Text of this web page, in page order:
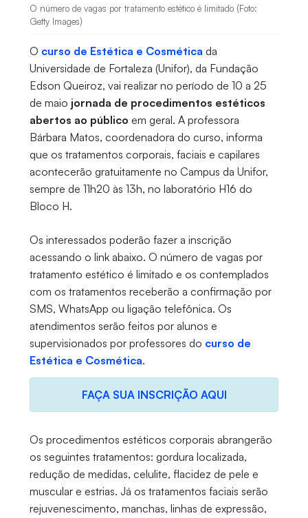
O número de vagas por tratamento estético é limitado (Foto:
Getty Images)
O curso de Estética e Cosmética da
Universidade de Fortaleza (Unifor), da Fundação
Edson Queiroz, vai realizar no período de 10 a 25
de maio jornada de procedimentos estéticos
abertos ao público em geral. A professora
Bárbara Matos, coordenadora do curso, informa
que os tratamentos corporais, faciais e capilares
acontecerão gratuitamente no Campus da Unifor,
sempre de 11h20 às 13h, no laboratório H16 do
Bloco H.
Os interessados poderão fazer a inscrição
acessando o link abaixo. O número de vagas por
tratamento estético é limitado e os contemplados
com os tratamentos receberão a confirmação por
SMS, WhatsApp ou ligação telefônica. Os
atendimentos serão feitos por alunos e
supervisionados por professores do curso de
Estética e Cosmética.
FAÇA SUA INSCRIÇÃO AQUI
Os procedimentos estéticos corporais abrangerão
os seguintes tratamentos: gordura localizada,
redução de medidas, celulite, flacidez de pele e
muscular e estrias. Já os tratamentos faciais serão
rejuvenescimento, manchas, linhas de expressão,